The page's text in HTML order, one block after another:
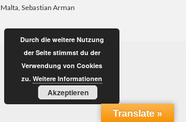
Malta, Sebastian Arman
Translate »
Durch die weitere Nutzung
der Seite stimmst du der
Verwendung von Cookies
zu. Weitere Informationen
Akzeptieren